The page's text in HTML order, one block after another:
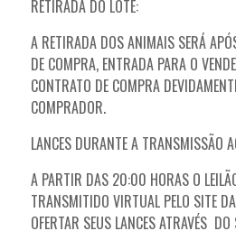
RETIRADA DO LOTE:
A RETIRADA DOS ANIMAIS SERÁ
DE COMPRA, ENTRADA PARA O
CONTRATO DE COMPRA
COMPRADOR.
LANCES DURANTE A TRANSMISSÃO
A PARTIR DAS 20:00 HORAS O
TRANSMITIDO VIRTUAL PELO SITE
OFERTAR SEUS LANCES ATRAVÉS